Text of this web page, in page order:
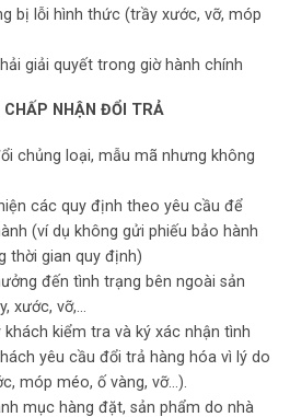
bị lỗi hình thức (trầy xước, vỡ, móp
giải quyết trong giờ hành chính
CHẤP NHẬN ĐỔI TRẢ
chủng loại, mẫu mã nhưng không
các quy định theo yêu cầu để
(ví dụ không gửi phiếu bảo hành
thời gian quy định)
đến tình trạng bên ngoài sản
xước, vỡ,…
kiểm tra và ký xác nhận tình
yêu cầu đổi trả hàng hóa vì lý do
móp méo, ố vàng, vỡ…).
mục hàng đặt, sản phẩm do nhà